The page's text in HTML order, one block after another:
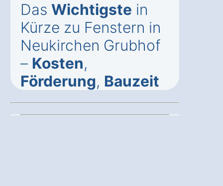
Das Wichtigste in
Kürze zu Fenstern in
Neukirchen Grubhof
– Kosten,
Förderung, Bauzeit